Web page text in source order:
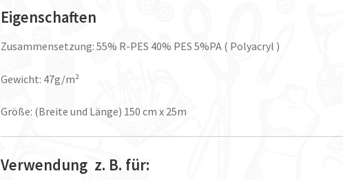
Eigenschaften
Zusammensetzung: 55% R-PES 40% PES 5%PA ( Polyacryl )
Gewicht: 47g/m²
Größe: (Breite und Länge) 150 cm x 25m
Verwendung z. B. für: